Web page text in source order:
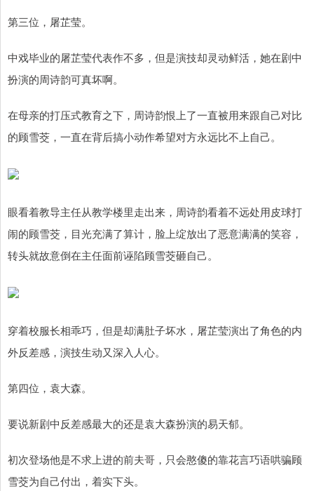
第三位，屠芷莹。
中戏毕业的屠芷莹代表作不多，但是演技却灵动鲜活，她在剧中
扮演的周诗韵可真坏啊。
在母亲的打压式教育之下，周诗韵恨上了一直被用来跟自己对比
的顾雪茭，一直在背后搞小动作希望对方永远比不上自己。
眼看着教导主任从教学楼里走出来，周诗韵看着不远处用皮球打
闹的顾雪茭，目光充满了算计，脸上绽放出了恶意满满的笑容，
转头就故意倒在主任面前诬陷顾雪茭砸自己。
穿着校服长相乖巧，但是却满肚子坏水，屠芷莹演出了角色的内
外反差感，演技生动又深入人心。
第四位，袁大森。
要说新剧中反差感最大的还是袁大森扮演的易天郁。
初次登场他是不求上进的前夫哥，只会憨傻的靠花言巧语哄骗顾
雪茭为自己付出，着实下头。